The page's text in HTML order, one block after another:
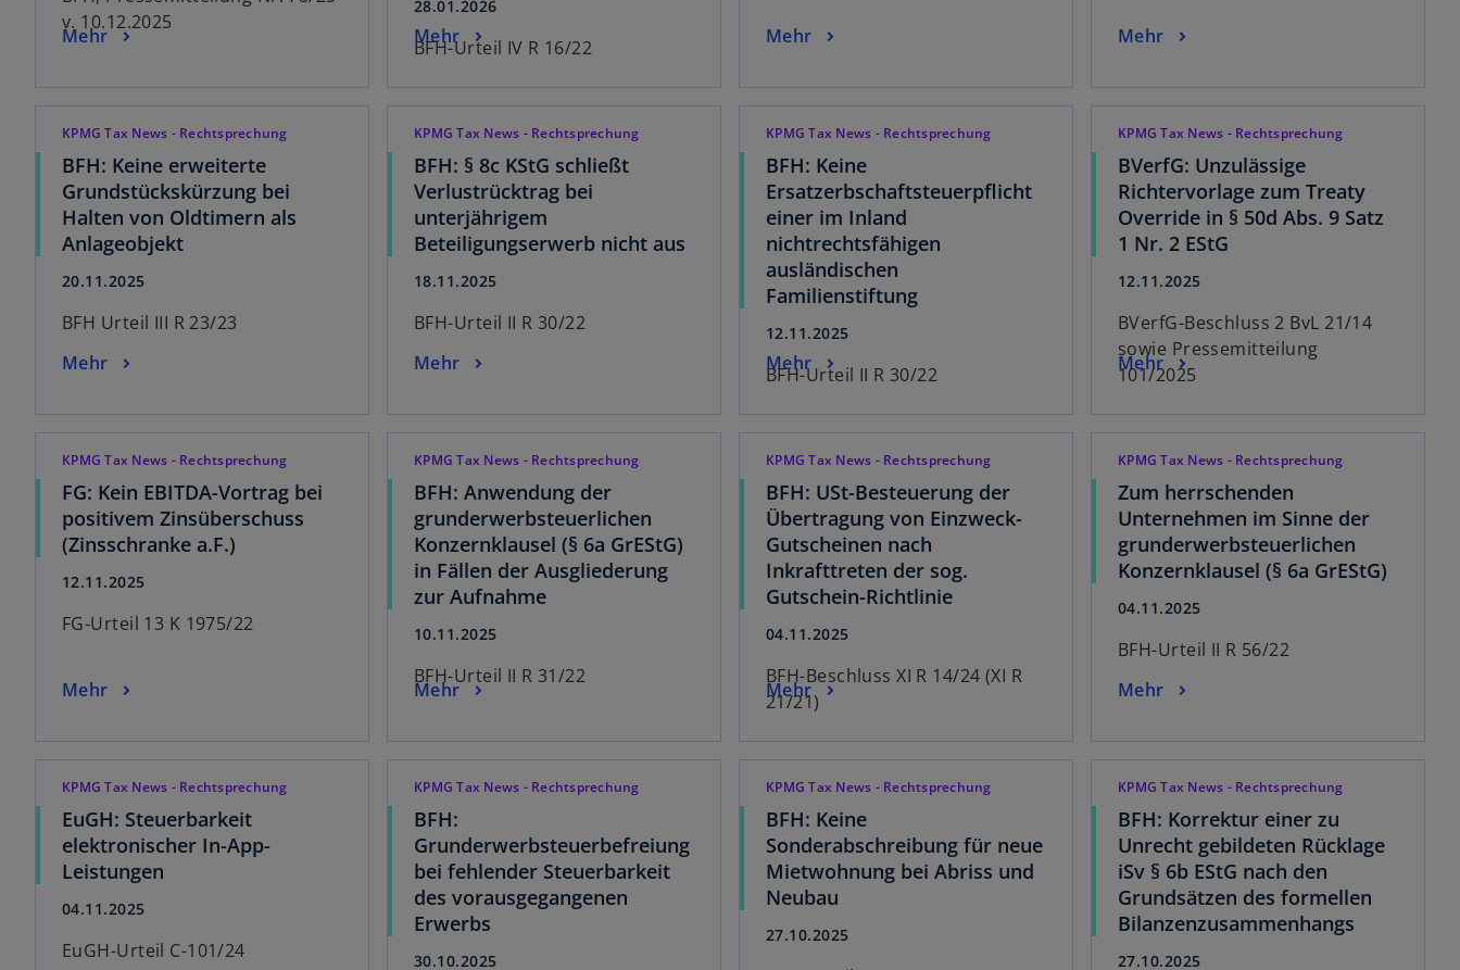
v. 10.12.2025
Mehr
28.01.2026
BFH-Urteil IV R 16/22
Mehr Mehr Mehr
KPMG Tax News - Rechtsprechung
BFH: Keine erweiterte
Grundstückskürzung bei
Halten von Oldtimern als
Anlageobjekt
20.11.2025
BFH Urteil III R 23/23
Mehr
KPMG Tax News - Rechtsprechung
BFH: § 8c KStG schließt
Verlustrücktrag bei
unterjährigem
Beteiligungserwerb nicht aus
18.11.2025
BFH-Urteil II R 30/22
Mehr
KPMG Tax News - Rechtsprechung
BFH: Keine
Ersatzerbschaftsteuerpflicht
einer im Inland
nichtrechtsfähigen
ausländischen
Familienstiftung
12.11.2025
BFH-Urteil II R 30/22
Mehr
KPMG Tax News - Rechtsprechung
BVerfG: Unzulässige
Richtervorlage zum Treaty
Override in § 50d Abs. 9 Satz
1 Nr. 2 EStG
12.11.2025
BVerfG-Beschluss 2 BvL 21/14
sowie Pressemitteilung
101/2025
Mehr
KPMG Tax News - Rechtsprechung
FG: Kein EBITDA-Vortrag bei
positivem Zinsüberschuss
(Zinsschranke a.F.)
12.11.2025
FG-Urteil 13 K 1975/22
Mehr
KPMG Tax News - Rechtsprechung
BFH: Anwendung der
grunderwerbsteuerlichen
Konzernklausel (§ 6a GrEStG)
in Fällen der Ausgliederung
zur Aufnahme
10.11.2025
BFH-Urteil II R 31/22
Mehr
KPMG Tax News - Rechtsprechung
BFH: USt-Besteuerung der
Übertragung von Einzweck-
Gutscheinen nach
Inkrafttreten der sog.
Gutschein-Richtlinie
04.11.2025
BFH-Beschluss XI R 14/24 (XI R
21/21)
Mehr
KPMG Tax News - Rechtsprechung
Zum herrschenden
Unternehmen im Sinne der
grunderwerbsteuerlichen
Konzernklausel (§ 6a GrEStG)
04.11.2025
BFH-Urteil II R 56/22
Mehr
KPMG Tax News - Rechtsprechung
EuGH: Steuerbarkeit
elektronischer In-App-
Leistungen
04.11.2025
EuGH-Urteil C-101/24
KPMG Tax News - Rechtsprechung
BFH:
Grunderwerbsteuerbefreiung
bei fehlender Steuerbarkeit
des vorausgegangenen
Erwerbs
30.10.2025
KPMG Tax News - Rechtsprechung
BFH: Keine
Sonderabschreibung für neue
Mietwohnung bei Abriss und
Neubau
27.10.2025
KPMG Tax News - Rechtsprechung
BFH: Korrektur einer zu
Unrecht gebildeten Rücklage
iSv § 6b EStG nach den
Grundsätzen des formellen
Bilanzenzusammenhangs
27.10.2025